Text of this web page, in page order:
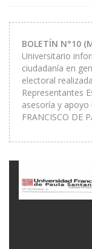
BOLETÍN N°10
Universitario
ciudadanía en
electoral
Representantes
asesoría y apoyo
FRANCISCO DE